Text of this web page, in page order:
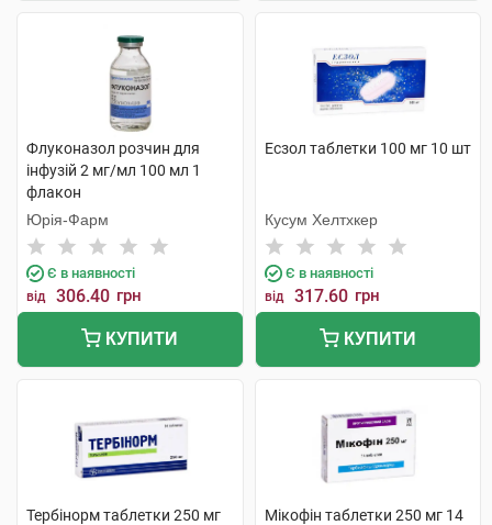
Флуконазол розчин для
інфузій 2 мг/мл 100 мл 1
флакон
Юрія-Фарм
Є в наявності
від 306.40 грн
КУПИТИ
Есзол таблетки 100 мг 10 шт
Кусум Хелтхкер
Є в наявності
від 317.60 грн
КУПИТИ
Тербінорм таблетки 250 мг
Мікофін таблетки 250 мг 14